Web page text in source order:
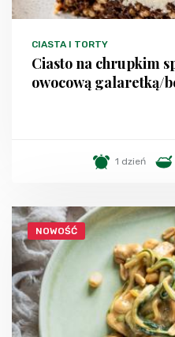
CIASTA I TORTY
Ciasto na chrupkim
owocową galaretką/
1 dzień
NOWOŚĆ